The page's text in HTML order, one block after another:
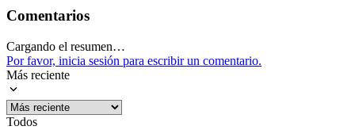
Comentarios
Cargando el resumen…
Por favor, inicia sesión para escribir un comentario.
Más reciente
Todos